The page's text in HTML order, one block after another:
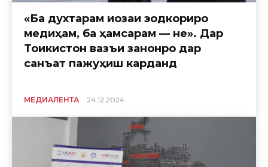
«Ба духтарам иҷозаи эҷодкориро
медиҳам, ба ҳамсарам — не». Дар
Тоҷикистон вазъи занонро дар
санъат пажуҳиш карданд
МЕДИАЛЕНТА 24.12.2024